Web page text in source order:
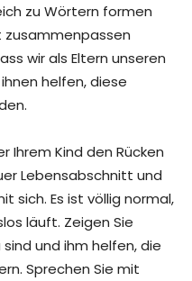
zu Wörtern formen
zusammenpassen
wir als Eltern unseren
helfen, diese
Ihrem Kind den Rücken
Lebensabschnitt und
sich. Es ist völlig normal,
läuft. Zeigen Sie
und ihm helfen, die
Sprechen Sie mit